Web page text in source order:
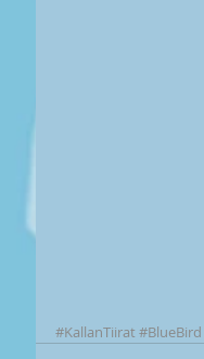
#KallanTiirat #BlueBird